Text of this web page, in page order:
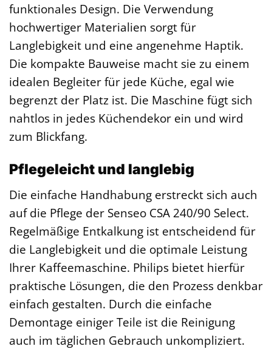
funktionales Design. Die Verwendung
hochwertiger Materialien sorgt für
Langlebigkeit und eine angenehme Haptik.
Die kompakte Bauweise macht sie zu einem
idealen Begleiter für jede Küche, egal wie
begrenzt der Platz ist. Die Maschine fügt sich
nahtlos in jedes Küchendekor ein und wird
zum Blickfang.
Pflegeleicht und langlebig
Die einfache Handhabung erstreckt sich auch
auf die Pflege der Senseo CSA 240/90 Select.
Regelmäßige Entkalkung ist entscheidend für
die Langlebigkeit und die optimale Leistung
Ihrer Kaffeemaschine. Philips bietet hierfür
praktische Lösungen, die den Prozess denkbar
einfach gestalten. Durch die einfache
Demontage einiger Teile ist die Reinigung
auch im täglichen Gebrauch unkompliziert.